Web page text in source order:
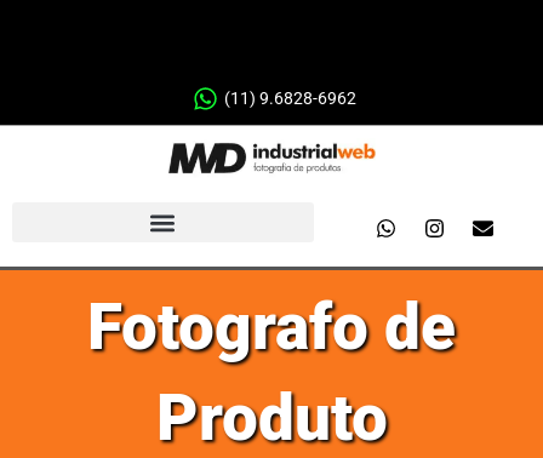
(11) 9.6828-6962
Fotografo de
Produto